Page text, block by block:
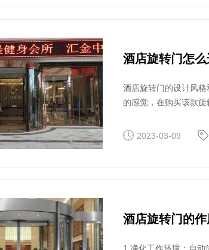
酒店旋转门怎
酒店旋转门的设计风
的感觉，在购买该款
业一些，也更是符合
2023-03-09
酒店旋转门的作